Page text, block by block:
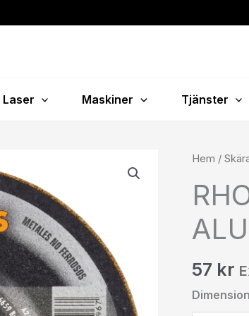
Laser Maskiner Tjänster
Hem /
ALU
57 kr
Dimension
RHODIUS
Slipskivor
mängd